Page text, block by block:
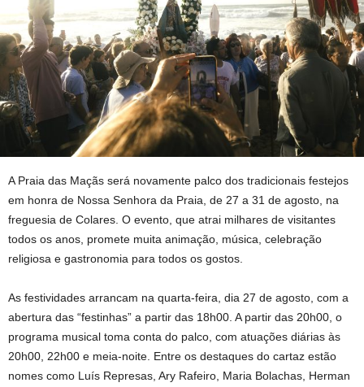
A Praia das Maçãs será novamente palco dos tradicionais festejos
em honra de Nossa Senhora da Praia, de 27 a 31 de agosto, na
freguesia de Colares. O evento, que atrai milhares de visitantes
todos os anos, promete muita animação, música, celebração
religiosa e gastronomia para todos os gostos.
As festividades arrancam na quarta-feira, dia 27 de agosto, com a
abertura das “festinhas” a partir das 18h00. A partir das 20h00, o
programa musical toma conta do palco, com atuações diárias às
20h00, 22h00 e meia-noite. Entre os destaques do cartaz estão
nomes como Luís Represas, Ary Rafeiro, Maria Bolachas, Herman